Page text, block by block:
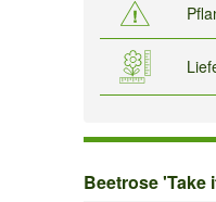
Beetrose
Beetrose 'Take